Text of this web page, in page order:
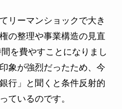
リーマンショックで大き
の整理や事業構造の見直
を費やすことになりまし
象が強烈だったため、今
行」と聞くと条件反射的
ているのです。